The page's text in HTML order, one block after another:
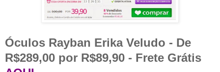
Óculos Rayban Erika Veludo - De
R$289,00 por R$89,90 - Frete Grátis